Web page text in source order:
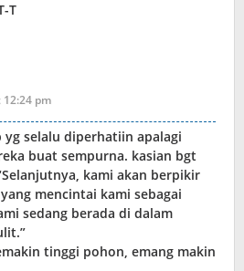
T
pm
selalu diperhatiin apalagi
buat sempurna. kasian bgt
kami akan berpikir
mencintai kami sebagai
sedang berada di dalam
tinggi pohon, emang makin